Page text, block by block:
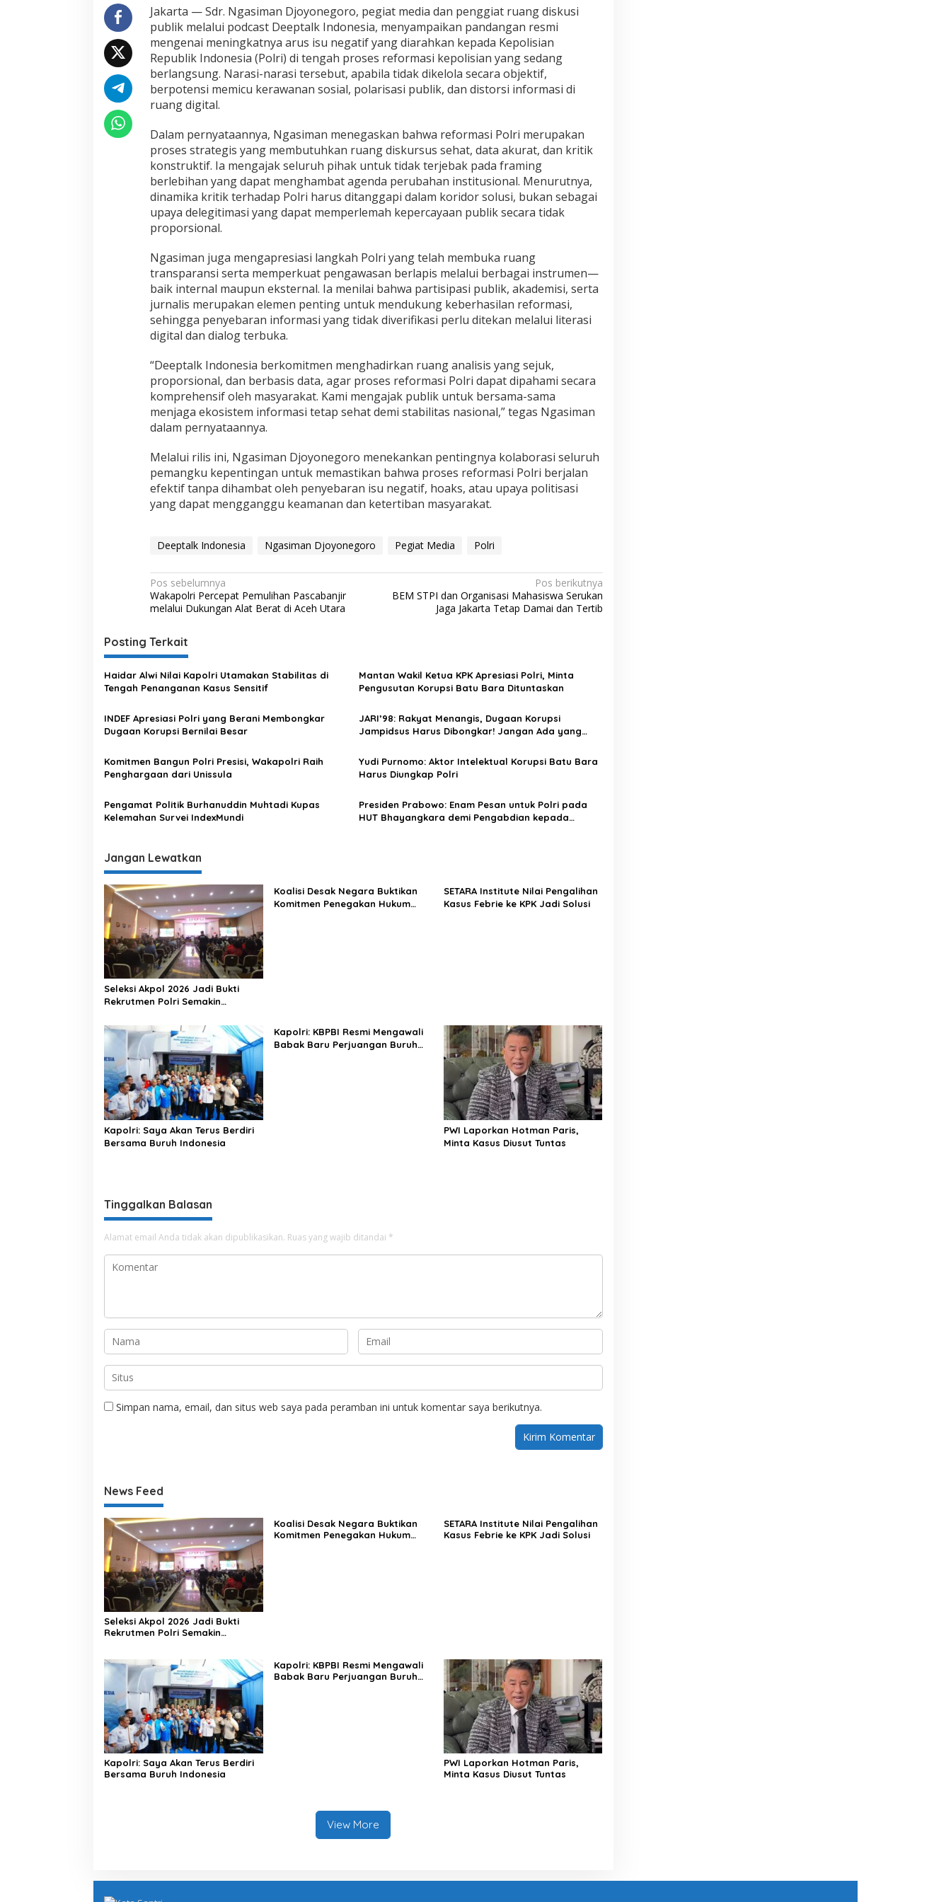
j
o
y
o
n
e
g
r
o
A
j
a
k
P
b
i
k
J
g
a
D
a
o
g
y
a
g
K
o
n
s
u
k
i
f
Jakarta — Sdr. Ngasiman Djoyonegoro, pegiat media dan penggiat ruang diskusi
publik melalui podcast Deeptalk Indonesia, menyampaikan pandangan resmi
mengenai meningkatnya arus isu negatif yang diarahkan kepada Kepolisian
Republik Indonesia (Polri) di tengah proses reformasi kepolisian yang sedang
berlangsung. Narasi-narasi tersebut, apabila tidak dikelola secara objektif,
berpotensi memicu kerawanan sosial, polarisasi publik, dan distorsi informasi di
ruang digital.
Dalam pernyataannya, Ngasiman menegaskan bahwa reformasi Polri merupakan
proses strategis yang membutuhkan ruang diskursus sehat, data akurat, dan kritik
konstruktif. Ia mengajak seluruh pihak untuk tidak terjebak pada framing
berlebihan yang dapat menghambat agenda perubahan institusional. Menurutnya,
dinamika kritik terhadap Polri harus ditanggapi dalam koridor solusi, bukan sebagai
upaya delegitimasi yang dapat memperlemah kepercayaan publik secara tidak
proporsional.
Ngasiman juga mengapresiasi langkah Polri yang telah membuka ruang
transparansi serta memperkuat pengawasan berlapis melalui berbagai instrumen—
baik internal maupun eksternal. Ia menilai bahwa partisipasi publik, akademisi, serta
jurnalis merupakan elemen penting untuk mendukung keberhasilan reformasi,
sehingga penyebaran informasi yang tidak diverifikasi perlu ditekan melalui literasi
digital dan dialog terbuka.
“Deeptalk Indonesia berkomitmen menghadirkan ruang analisis yang sejuk,
proporsional, dan berbasis data, agar proses reformasi Polri dapat dipahami secara
komprehensif oleh masyarakat. Kami mengajak publik untuk bersama-sama
menjaga ekosistem informasi tetap sehat demi stabilitas nasional,” tegas Ngasiman
dalam pernyataannya.
Melalui rilis ini, Ngasiman Djoyonegoro menekankan pentingnya kolaborasi seluruh
pemangku kepentingan untuk memastikan bahwa proses reformasi Polri berjalan
efektif tanpa dihambat oleh penyebaran isu negatif, hoaks, atau upaya politisasi
yang dapat mengganggu keamanan dan ketertiban masyarakat.
Deeptalk Indonesia Ngasiman Djoyonegoro Pegiat Media Polri
N
a
i
g
a
i
o
s
Pos sebelumnya
Wakapolri Percepat Pemulihan Pascabanjir
melalui Dukungan Alat Berat di Aceh Utara
Pos berikutnya
BEM STPI dan Organisasi Mahasiswa Serukan
Jaga Jakarta Tetap Damai dan Tertib
Posting Terkait
Haidar Alwi Nilai Kapolri Utamakan Stabilitas di
Tengah Penanganan Kasus Sensitif
Mantan Wakil Ketua KPK Apresiasi Polri, Minta
Pengusutan Korupsi Batu Bara Dituntaskan
INDEF Apresiasi Polri yang Berani Membongkar
Dugaan Korupsi Bernilai Besar
JARI’98: Rakyat Menangis, Dugaan Korupsi
Jampidsus Harus Dibongkar! Jangan Ada yang
Komitmen Bangun Polri Presisi, Wakapolri Raih
Penghargaan dari Unissula
Yudi Purnomo: Aktor Intelektual Korupsi Batu Bara
Harus Diungkap Polri
Pengamat Politik Burhanuddin Muhtadi Kupas
Kelemahan Survei IndexMundi
Presiden Prabowo: Enam Pesan untuk Polri pada
HUT Bhayangkara demi Pengabdian kepada
Jangan Lewatkan
Seleksi Akpol 2026 Jadi Bukti
Rekrutmen Polri Semakin
Koalisi Desak Negara Buktikan
Komitmen Penegakan Hukum
SETARA Institute Nilai Pengalihan
Kasus Febrie ke KPK Jadi Solusi
Kapolri: Saya Akan Terus Berdiri
Bersama Buruh Indonesia
Kapolri: KBPBI Resmi Mengawali
Babak Baru Perjuangan Buruh
PWI Laporkan Hotman Paris,
Minta Kasus Diusut Tuntas
Tinggalkan Balasan
Alamat email Anda tidak akan dipublikasikan. Ruas yang wajib ditandai *
Simpan nama, email, dan situs web saya pada peramban ini untuk komentar saya berikutnya.
News Feed
Seleksi Akpol 2026 Jadi Bukti
Rekrutmen Polri Semakin
Koalisi Desak Negara Buktikan
Komitmen Penegakan Hukum
SETARA Institute Nilai Pengalihan
Kasus Febrie ke KPK Jadi Solusi
Kapolri: Saya Akan Terus Berdiri
Bersama Buruh Indonesia
Kapolri: KBPBI Resmi Mengawali
Babak Baru Perjuangan Buruh
PWI Laporkan Hotman Paris,
Minta Kasus Diusut Tuntas
View More